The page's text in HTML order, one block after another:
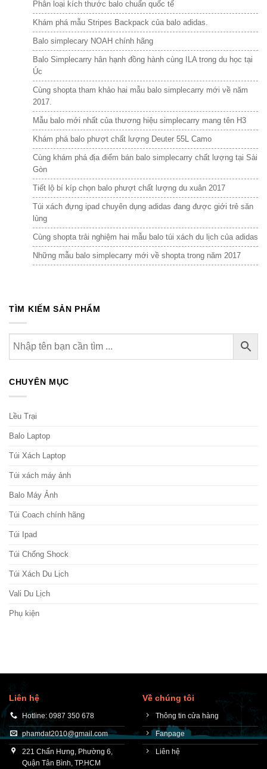
TÌM KIẾM SẢN PHẨM
CHUYÊN MỤC
Lều Trại
Balo Laptop
Túi Xách Laptop
Túi xách máy ảnh
Balo Máy Ảnh
Túi Coach chính hãng
Túi Ipad
Túi Chống Shock
Túi Xách Du Lịch
Vali Du Lịch
Phụ kiện
Phân loại kích thước balo chuẩn quốc tế
Khám phá mẫu Stripes Backpack của balo adidas.
Balo simplecary NOAH chính hãng
Balo Simplecarry hân hạnh đồng hành cùng ILA trong du học tại
Úc
Cùng shopta tham khảo hai mẫu balo simplecarry mới về năm
2017.
Mẫu balo mới nhất của thương hiệu simplecarry mang tên H3
Khám phá balo phượt chất lượng Deuter 55L Camo
Cùng khám phá địa điểm bán balo simplecarry chất lượng tại Sài
Gòn
Tiết lộ bí kíp chọn balo phượt chất lượng du xuân 2017
Túi xách đựng ipad chuyên dụng adidas đang được giới trẻ săn
lùng
Cùng shopta trải nghiệm hai mẫu balo túi xách du lịch của adidas
Những mẫu balo simplecarry mới về shopta trong năm 2017
Liên hệ
Hotline: 0987 350 678
phamdat2010@gmail.com
221 Chấn Hưng, Phường 6,
Quận Tân Bình, TP.HCM
Về chúng tôi
Thông tin cửa hàng
Fanpage
Liên hệ